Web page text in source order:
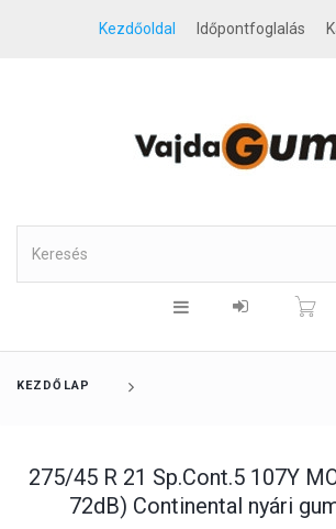
Kezdőoldal Időpontfoglalás
KEZDŐLAP
275/45 R 21 Sp.Cont.5 107Y
72dB) Continental nyári